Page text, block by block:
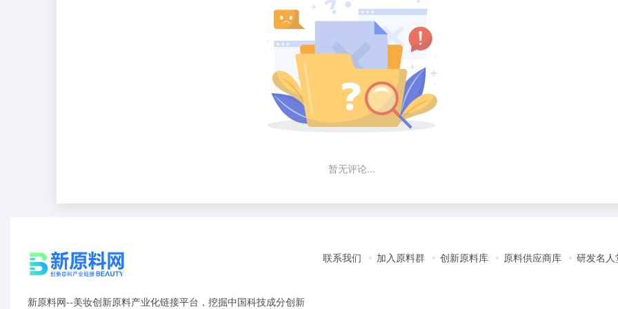
暂无评论...
新原料网--美妆创新原料产业化链接平台，挖掘中国科技成分创新
联系我们 加入原料群 创新原料库 原料供应商库 研发名人